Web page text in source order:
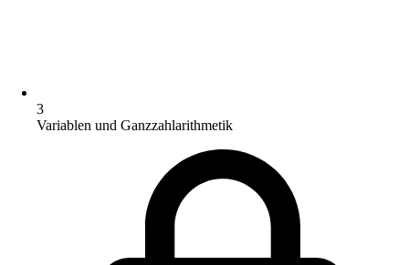
3
Variablen und Ganzzahlarithmetik